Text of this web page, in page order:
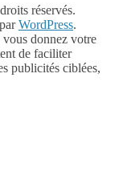
réservés.
WordPress.
donnez votre
de faciliter
publicités ciblées,